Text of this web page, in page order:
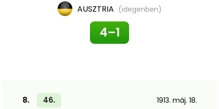
AUSZTRIA (idegenben)
4–1
8. 46. 1913. máj. 18.